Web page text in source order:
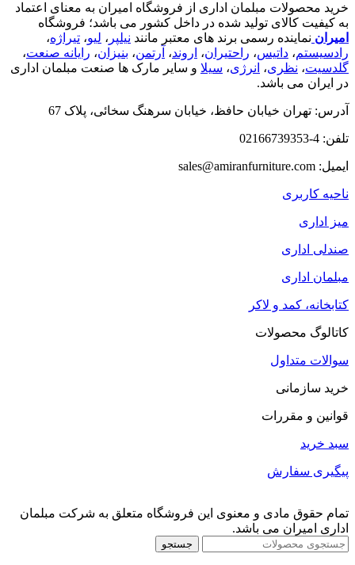
خرید محصولات مبلمان اداری از فروشگاه امیران به معنای اعتماد
به کیفیت کالای تولید شده در داخل کشور می باشد؛ فروشگاه
امیران نماینده رسمی برند های معتبر مانند نیلپر ، لیو، تیراژه،
رادسیستم، داتیس، راحتیران، اروند، آرتمن، بنیزان، رایانه صنعت،
گلدسیت، نظری، انرژی، سیلا و سایر مارک ها صنعت مبلمان اداری
در ایران می باشد.
آدرس: تهران خیابان حافظ، خیابان سرهنگ سخائی، پلاک 67
تلفن: 4-02166739353
ایمیل: sales@amiranfurniture.com
ناحیه کاربری
میز اداری
صندلی اداری
مبلمان اداری
کتابخانه، کمد و لاکر
کاتالوگ محصولات
سوالات متداول
خرید سازمانی
قوانین و مقررات
سبد خرید
پیگیری سفارش
تمام حقوق مادی و معنوی این فروشگاه متعلق به شرکت مبلمان
اداری امیران می باشد.
جستجو